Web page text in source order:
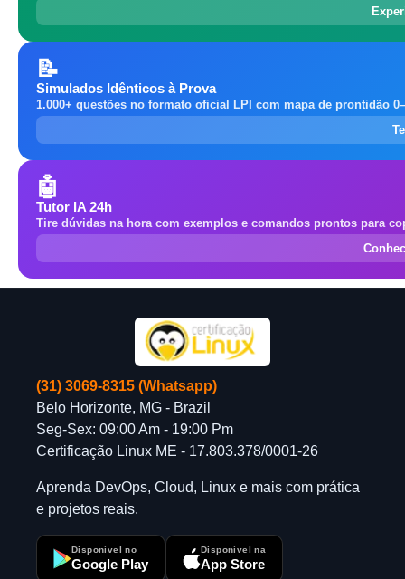
📝
Simulados Idênticos à Prova
1.000+ questões no formato oficial LPI com mapa de prontidão
🤖
Tutor IA 24h
Tire dúvidas na hora com exemplos e comandos prontos para
(31) 3069-8315 (Whatsapp)
Belo Horizonte, MG - Brazil
Seg-Sex: 09:00 Am - 19:00 Pm
Certificação Linux ME - 17.803.378/0001-26
Aprenda DevOps, Cloud, Linux e mais com prática
e projetos reais.
Disponível no
Google Play
Disponível na
App Store